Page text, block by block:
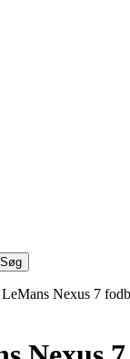
Søg
Nexus 7